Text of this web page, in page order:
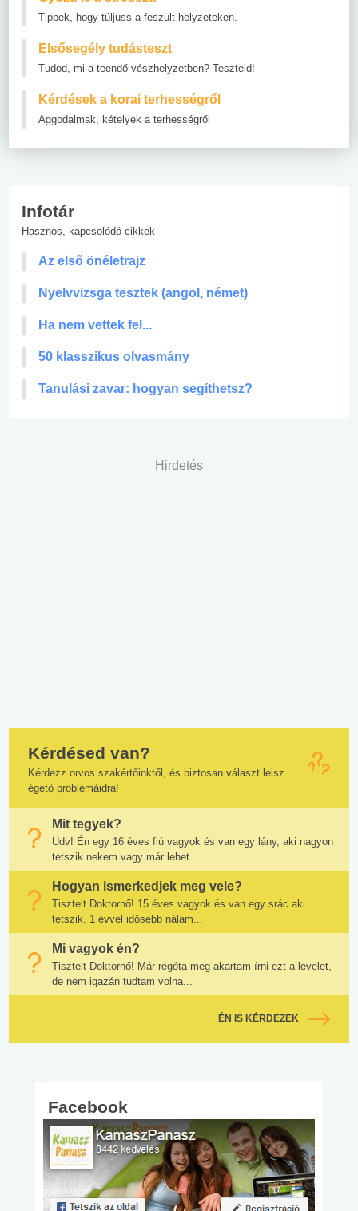
Tippek, hogy túljuss a feszült helyzeteken.
Elsősegély tudásteszt
Tudod, mi a teendő vészhelyzetben? Teszteld!
Kérdések a korai terhességről
Aggodalmak, kételyek a terhességről
Infotár
Hasznos, kapcsolódó cikkek
Az első önéletrajz
Nyelvvizsga tesztek (angol, német)
Ha nem vettek fel...
50 klasszikus olvasmány
Tanulási zavar: hogyan segíthetsz?
Hirdetés
Kérdésed van?
Kérdezz orvos szakértőinktől, és biztosan választ lelsz
égető problémáidra!
Mit tegyek?
Üdv! Én egy 16 éves fiú vagyok és van egy lány, aki nagyon
tetszik nekem vagy már lehet...
Hogyan ismerkedjek meg vele?
Tisztelt Doktornő! 15 éves vagyok és van egy srác aki
tetszik. 1 évvel idősebb nálam...
Mi vagyok én?
Tisztelt Doktornő! Már régóta meg akartam írni ezt a levelet,
de nem igazán tudtam volna...
ÉN IS KÉRDEZEK
Facebook